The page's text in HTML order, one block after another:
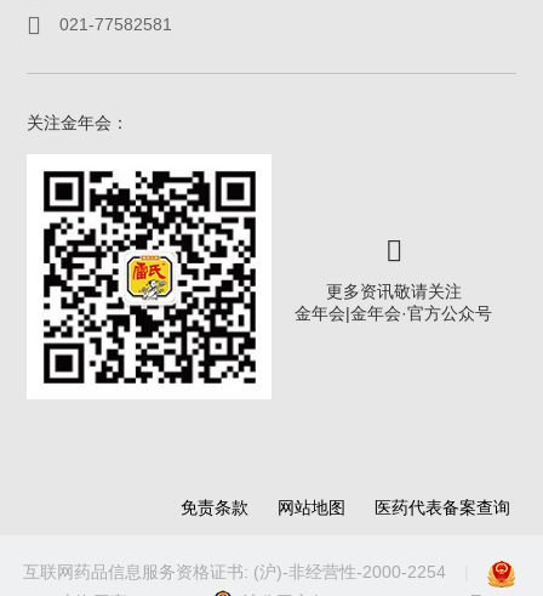
021-77582581
关注金年会：
更多资讯敬请关注
金年会|金年会·官方公众号
免责条款 网站地图 医药代表备案查询
互联网药品信息服务资格证书: (沪)-非经营性-2000-2254